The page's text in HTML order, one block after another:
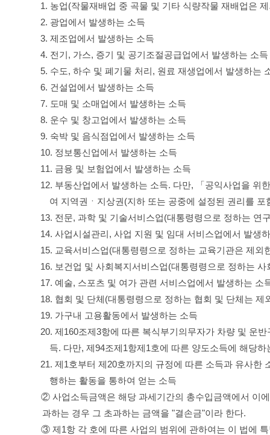
1. 농업(작물재배업 중 곡물 및 기타 식량작물 재배업은
2. 광업에서 발생하는 소득
3. 제조업에서 발생하는 소득
4. 전기, 가스, 증기 및 공기조절공급업에서 발생하는 소득
5. 수도, 하수 및 폐기물 처리, 원료 재생업에서 발생하는
6. 건설업에서 발생하는 소득
7. 도매 및 소매업에서 발생하는 소득
8. 운수 및 창고업에서 발생하는 소득
9. 숙박 및 음식점업에서 발생하는 소득
10. 정보통신업에서 발생하는 소득
11. 금융 및 보험업에서 발생하는 소득
12. 부동산업에서 발생하는 소득. 다만, 「공익사업을 위
여 지역권ㆍ지상권(지하 또는 공중에 설정된 권리를
13. 전문, 과학 및 기술서비스업(대통령령으로 정하는 연
14. 사업시설관리, 사업 지원 및 임대 서비스업에서 발생
15. 교육서비스업(대통령령으로 정하는 교육기관은 제외
16. 보건업 및 사회복지서비스업(대통령령으로 정하는
17. 예술, 스포츠 및 여가 관련 서비스업에서 발생하는 소
18. 협회 및 단체(대통령령으로 정하는 협회 및 단체는
19. 가구내 고용활동에서 발생하는 소득
20. 제160조제3항에 따른 복식부기의무자가 차량 및 운
득. 다만, 제94조제1항제1호에 따른 양도소득에 해당
21. 제1호부터 제20호까지의 규정에 따른 소득과 유사
행하는 활동을 통하여 얻는 소득
② 사업소득금액은 해당 과세기간의 총수입금액에서 이
과하는 경우 그 초과하는 금액을 "결손금"이라 한다.
③ 제1항 각 호에 따른 사업의 범위에 관하여는 이 법에